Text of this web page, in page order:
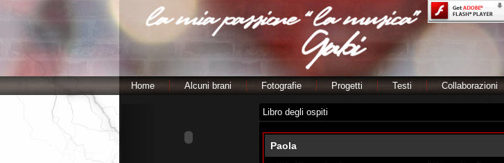
Home Alcuni brani Fotografie Progetti Testi Collaborazioni
Libro degli ospiti
Paola